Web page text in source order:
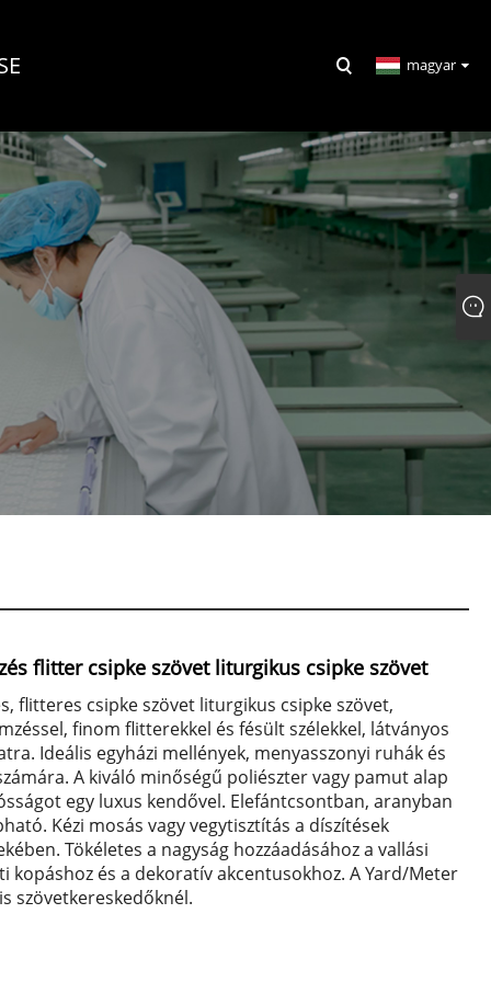
magyar
flitter csipke szövet liturgikus csipke szövet
flitteres csipke szövet liturgikus csipke szövet,
finom flitterekkel és fésült szélekkel, látványos
Ideális egyházi mellények, menyasszonyi ruhák és
A kiváló minőségű poliészter vagy pamut alap
egy luxus kendővel. Elefántcsontban, aranyban
Kézi mosás vagy vegytisztítás a díszítések
Tökéletes a nagyság hozzáadásához a vallási
kopáshoz és a dekoratív akcentusokhoz. A Yard/Meter
szövetkereskedőknél.